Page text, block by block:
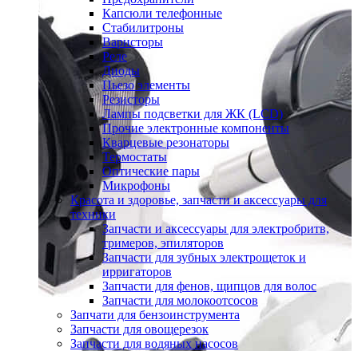
Капсюли телефонные
Стабилитроны
Варисторы
Реле
Диоды
Пьезо элементы
Резисторы
Лампы подсветки для ЖК (LCD)
Прочие электронные компоненты
Кварцевые резонаторы
Термостаты
Оптические пары
Микрофоны
Красота и здоровье, запчасти и аксессуары для
техники
Запчасти и аксессуары для электробритв,
тримеров, эпиляторов
Запчасти для зубных электрощеток и
ирригаторов
Запчасти для фенов, щипцов для волос
Запчасти для молокоотсосов
Запчати для бензоинструмента
Запчасти для овощерезок
Запчасти для водяных насосов